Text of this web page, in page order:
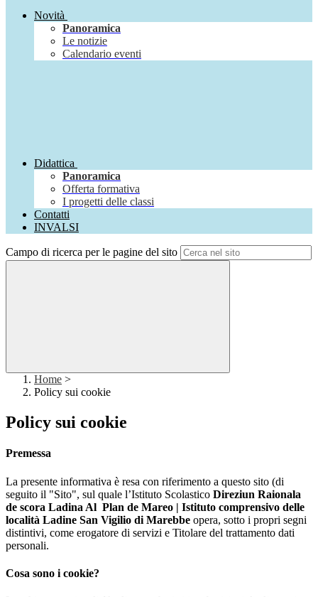
Novità
Panoramica
Le notizie
Calendario eventi
Didattica
Panoramica
Offerta formativa
I progetti delle classi
Contatti
INVALSI
Campo di ricerca per le pagine del sito
Home >
Policy sui cookie
Policy sui cookie
Premessa
La presente informativa è resa con riferimento a questo sito (di
seguito il "Sito", sul quale l’Istituto Scolastico Direziun Raionala
de scora Ladina Al Plan de Mareo | Istituto comprensivo delle
località Ladine San Vigilio di Marebbe opera, sotto i propri segni
distintivi, come erogatore di servizi e Titolare del trattamento dati
personali.
Cosa sono i cookie?